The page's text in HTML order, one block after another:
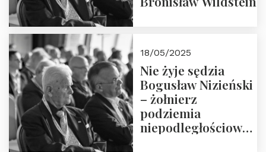
18/05/2025
Nie żyje sędzia
Bogusław Nizieński
– żołnierz
podziemia
niepodległościowego